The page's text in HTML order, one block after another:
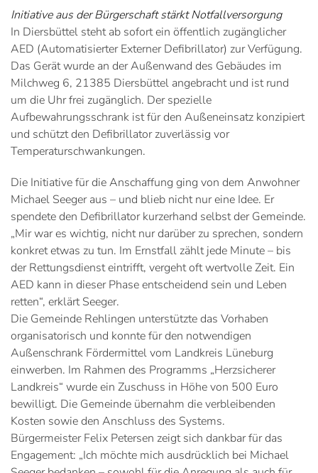
Initiative aus der Bürgerschaft stärkt Notfallversorgung
In Diersbüttel steht ab sofort ein öffentlich zugänglicher
AED (Automatisierter Externer Defibrillator) zur Verfügung.
Das Gerät wurde an der Außenwand des Gebäudes im
Milchweg 6, 21385 Diersbüttel angebracht und ist rund
um die Uhr frei zugänglich. Der spezielle
Aufbewahrungsschrank ist für den Außeneinsatz konzipiert
und schützt den Defibrillator zuverlässig vor
Temperaturschwankungen.
Die Initiative für die Anschaffung ging von dem Anwohner
Michael Seeger aus – und blieb nicht nur eine Idee. Er
spendete den Defibrillator kurzerhand selbst der Gemeinde.
„Mir war es wichtig, nicht nur darüber zu sprechen, sondern
konkret etwas zu tun. Im Ernstfall zählt jede Minute – bis
der Rettungsdienst eintrifft, vergeht oft wertvolle Zeit. Ein
AED kann in dieser Phase entscheidend sein und Leben
retten“, erklärt Seeger.
Die Gemeinde Rehlingen unterstützte das Vorhaben
organisatorisch und konnte für den notwendigen
Außenschrank Fördermittel vom Landkreis Lüneburg
einwerben. Im Rahmen des Programms „Herzsicherer
Landkreis“ wurde ein Zuschuss in Höhe von 500 Euro
bewilligt. Die Gemeinde übernahm die verbleibenden
Kosten sowie den Anschluss des Systems.
Bürgermeister Felix Petersen zeigt sich dankbar für das
Engagement: „Ich möchte mich ausdrücklich bei Michael